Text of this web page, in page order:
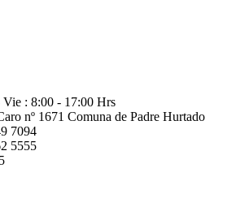
: 8:00 - 17:00 Hrs
nº 1671 Comuna de Padre Hurtado
7094
5555